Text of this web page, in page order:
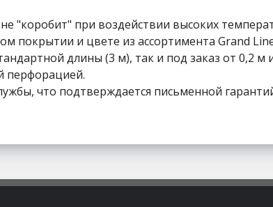
"коробит" при воздействии высоких
покрытии и цвете из ассортимента Grand
длины (3 м), так и под заказ от 0,2 м
перфорацией.
что подтверждается письменной